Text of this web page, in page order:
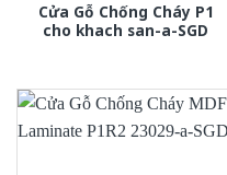
Cửa Gỗ Chống Cháy P1
cho khach san-a-SGD